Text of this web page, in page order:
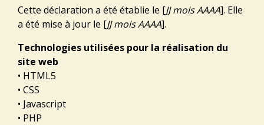
Cette déclaration a été établie le [JJ mois AAAA]. Elle
a été mise à jour le [JJ mois AAAA].
Technologies utilisées pour la réalisation du
site web
• HTML5
• CSS
• Javascript
• PHP